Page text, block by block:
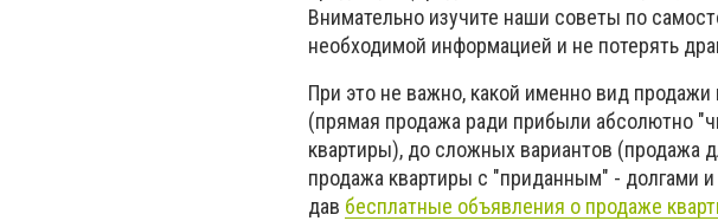
Внимательно изучите наши советы по
необходимой информацией и не потерять
При это не важно, какой именно вид
(прямая продажа ради прибыли абсолютно
квартиры), до сложных вариантов (продажа
продажа квартиры с "приданным" - долгами
дав бесплатные объявления о продаже